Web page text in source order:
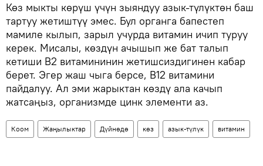
Көз мыкты көрүш үчүн зыяндуу азык-түлүктөн баш
тартуу жетиштүү эмес. Бул органга бапестеп
мамиле кылып, зарыл учурда витамин ичип туруу
керек. Мисалы, көздүн ачышып же бат талып
кетиши В2 витамининин жетишсиздигинен кабар
берет. Эгер жаш чыга берсе, B12 витамини
пайдалуу. Ал эми жарыктан көздү ала качып
жатсаңыз, организмде цинк элементи аз.
Коом Жаңылыктар Дүйнөдө көз азык-түлүк витамин